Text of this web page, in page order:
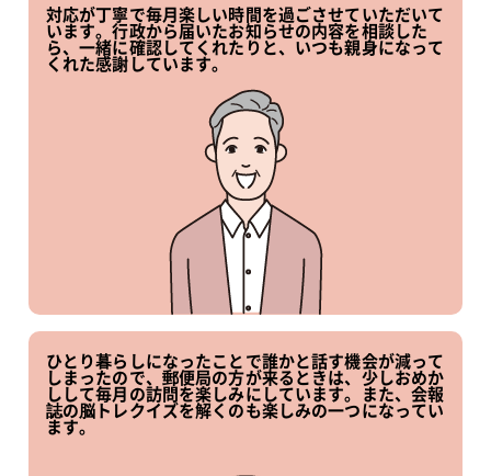
対応が丁寧で毎月楽しい時間を過ごさせていただいて
います。行政から届いたお知らせの内容を相談した
ら、一緒に確認してくれたりと、いつも親身になって
くれた感謝しています。
ひとり暮らしになったことで誰かと話す機会が減って
しまったので、郵便局の方が来るときは、少しおめか
しして毎月の訪問を楽しみにしています。また、会報
誌の脳トレクイズを解くのも楽しみの一つになってい
ます。